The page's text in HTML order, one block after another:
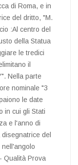
di Roma, e in
del dritto, "M.
:Al centro del
della Statua
le tredici
il
Nella parte
nominale "3
le date
in cui gli Stati
e l'anno di
del
Qualità Prova